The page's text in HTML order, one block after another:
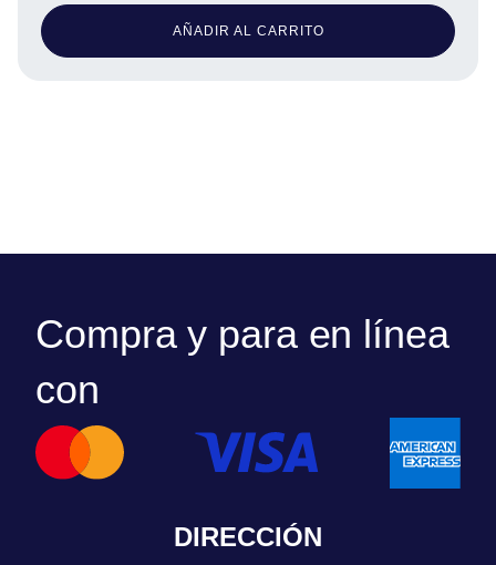
AÑADIR AL CARRITO
Compra y para en línea
con
DIRECCIÓN